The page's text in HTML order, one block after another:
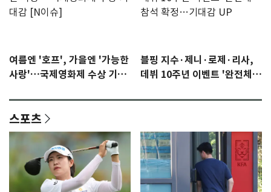
여름엔 '호프', 가을엔 '가능한
사랑'…국제영화제 수상 기대
블핑 지수·제니·로제·리사,
데뷔 10주년 이벤트 '완전체'
스포츠